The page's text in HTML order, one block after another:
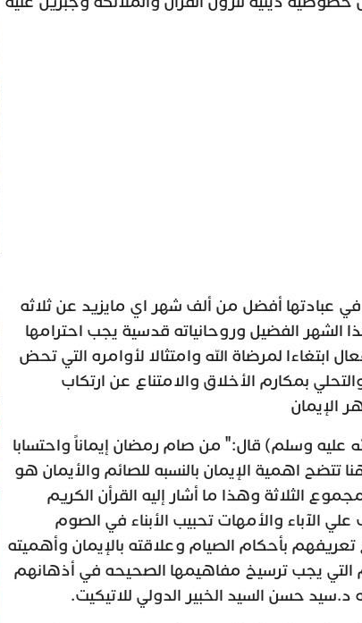
في عبادتها أفضل من ألف شهر اي مايزيد عن ثلاثه
الشهر الفضيل وروحانياته قدسية يجب احترامها
ابتغاءا لمرضاة الله وامتثالا لأوامره التي تحض
بمكارم الأخلاق والامتناع عن ارتكاب
الإيمان
عليه وسلم) قال:" من صام رمضان إيماناً واحتسابا
اهمية الإيمان بالنسبه للصائم والأيمان هو
الثلاثة وهذا ما أشار إليه القرأن الكريم
علي الآباء والأمهات تحبيب الأبناء في الصوم
بأحكام الصيام وعلاقته بالإيمان وأهميته
التي يجب ترسيخ مفاهيمها الصحيحه في أذهانهم
حسن السيد الخبير الدولي للاتيكيت.